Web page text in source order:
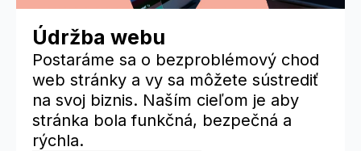
Údržba webu
Postaráme sa o bezproblémový chod
web stránky a vy sa môžete sústrediť
na svoj biznis. Naším cieľom je aby
stránka bola funkčná, bezpečná a
rýchla.